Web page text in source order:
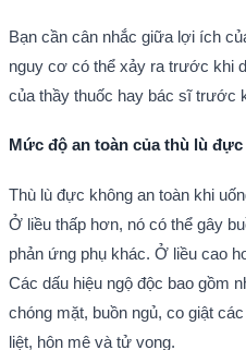
Bạn cần cân nhắc giữa lợi ích
nguy cơ có thể xảy ra trước khi
của thầy thuốc hay bác sĩ trước
Mức độ an toàn của thù lù
Thù lù đực không an toàn khi
Ở liều thấp hơn, nó có thể gây
phản ứng phụ khác. Ở liều cao
Các dấu hiệu ngộ độc bao gồm
chóng mặt, buồn ngủ, co giật
liệt, hôn mê và tử vong.